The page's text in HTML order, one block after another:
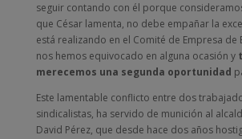
seguir contando con él porque
que César lamenta, no debe empañar la
está realizando en el Comité de Empresa de
nos hemos equivocado en alguna ocasión y
merecemos una segunda oportunidad
Este lamentable conflicto entre dos
sindicalistas, ha servido de munición al
David Pérez, que desde hace dos años